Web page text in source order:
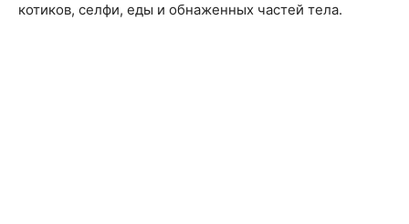
котиков, селфи, еды и обнаженных частей тела.